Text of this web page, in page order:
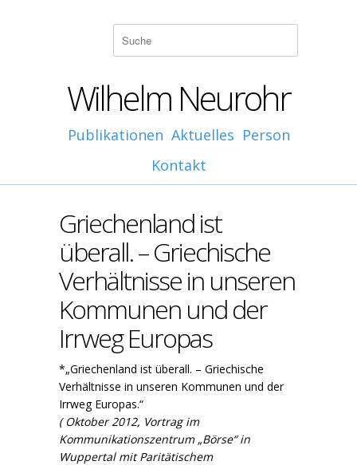
Wilhelm Neurohr
Publikationen Aktuelles Person
Kontakt
Griechenland ist
überall. – Griechische
Verhältnisse in unseren
Kommunen und der
Irrweg Europas
*„Griechenland ist überall. – Griechische
Verhältnisse in unseren Kommunen und der
Irrweg Europas.“
( Oktober 2012, Vortrag im
Kommunikationszentrum „Börse“ in
Wuppertal mit Paritätischem